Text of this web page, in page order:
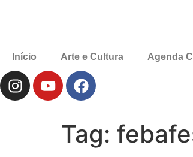
Início Arte e Cultura Agenda
Tag: